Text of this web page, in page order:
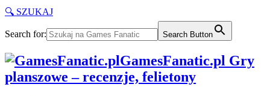
🔍 SZUKAJ
Search for: Search Button
GamesFanatic.pl Gry
planszowe – recenzje, felietony